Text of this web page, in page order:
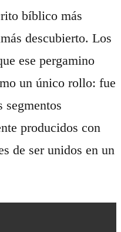
bíblico más
descubierto. Los
ese pergamino
un único rollo: fue
segmentos
producidos con
de ser unidos en un